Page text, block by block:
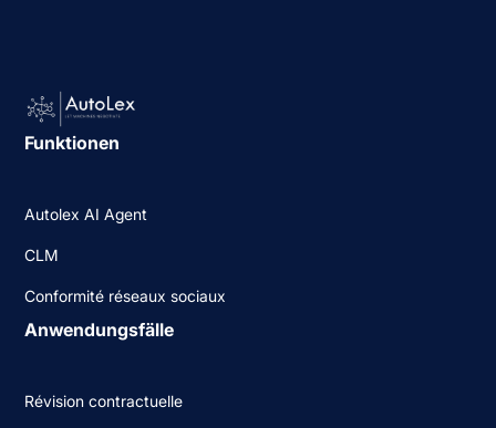
Funktionen
Autolex AI Agent
CLM
Conformité réseaux sociaux
Anwendungsfälle
Révision contractuelle